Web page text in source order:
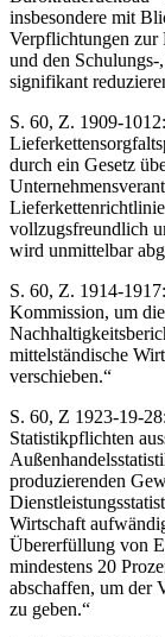
insbesondere mit
Verpflichtungen zur
und den
signifikant
S. 60, Z. 1909-
durch ein Gesetz
vollzugsfreundlich
wird unmittelbar
S. 60, Z. 1914-
Kommission, um
mittelständische
verschieben.“
S. 60, Z 1923-19-
Statistikpflichten
produzierenden
Wirtschaft
Übererfüllung von
mindestens 20
abschaffen, um der
zu geben.“